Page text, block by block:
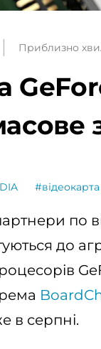
Приблизно
#відеокарта
по
до
в серпні.